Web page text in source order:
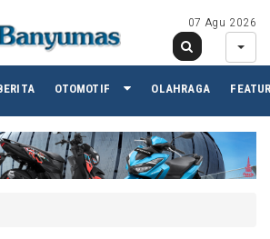
07 Agu 2026
OTOMOTIF OLAHRAGA